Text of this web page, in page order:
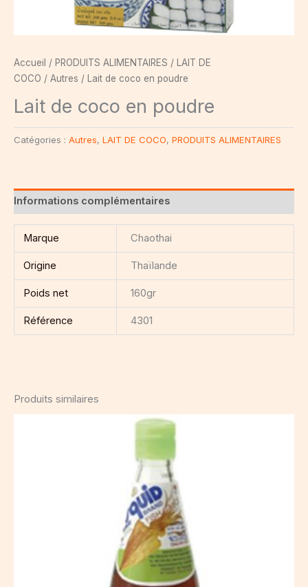
Accueil / PRODUITS ALIMENTAIRES / LAIT DE
COCO / Autres / Lait de coco en poudre
Lait de coco en poudre
Catégories : Autres, LAIT DE COCO, PRODUITS ALIMENTAIRES
Informations complémentaires
Marque Chaothai
Origine Thaïlande
Poids net 160gr
Référence 4301
Produits similaires